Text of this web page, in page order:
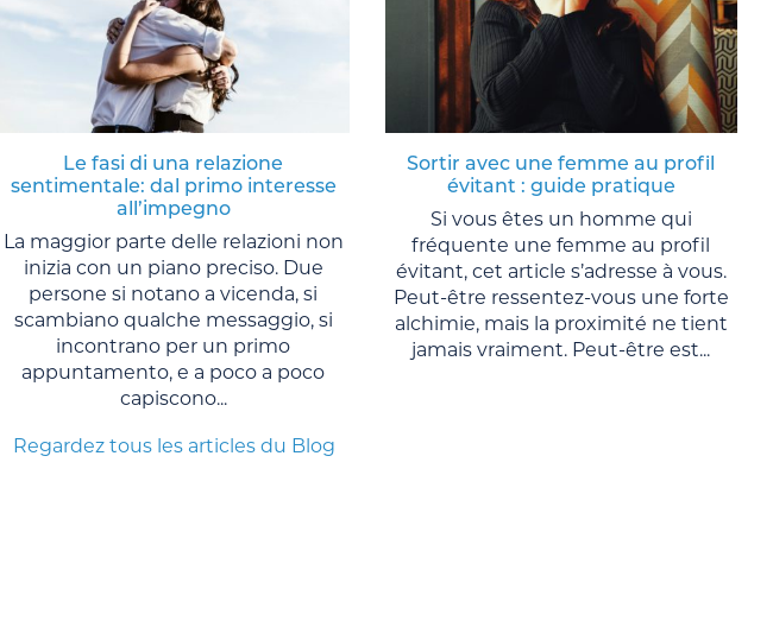
Le fasi di una relazione
sentimentale: dal primo interesse
all’impegno
La maggior parte delle relazioni non
inizia con un piano preciso. Due
persone si notano a vicenda, si
scambiano qualche messaggio, si
incontrano per un primo
appuntamento, e a poco a poco
capiscono...
Sortir avec une femme au profil
évitant : guide pratique
Si vous êtes un homme qui
fréquente une femme au profil
évitant, cet article s’adresse à vous.
Peut-être ressentez-vous une forte
alchimie, mais la proximité ne tient
jamais vraiment. Peut-être est...
Regardez tous les articles du Blog